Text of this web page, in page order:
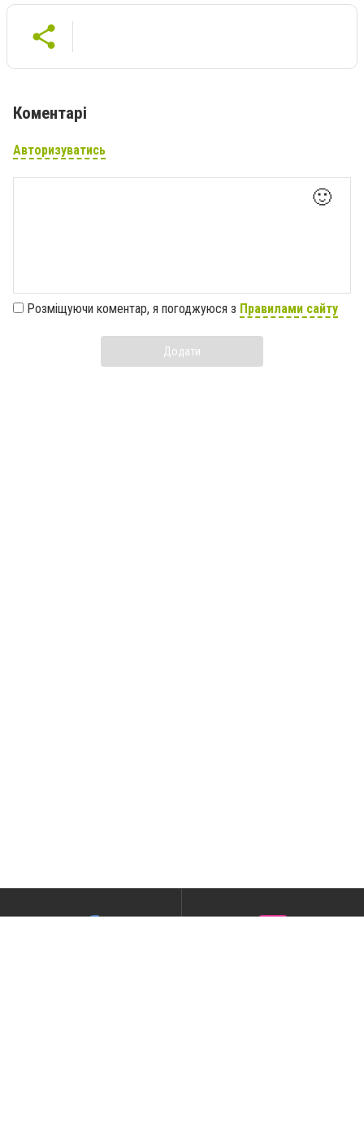
Коментарі
Авторизуватись
🙂
Розміщуючи коментар, я погоджуюся з Правилами сайту
Додати